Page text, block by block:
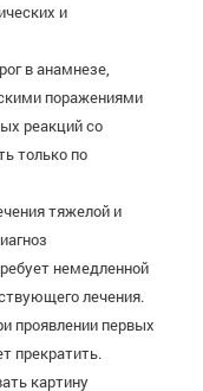
и
в анамнезе,
поражениями
реакций со
только по
тяжелой и
немедленной
лечения.
проявлении первых
прекратить.
картину